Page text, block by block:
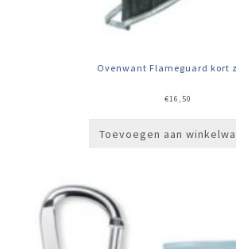
Ovenwant Flameguard kort
€16,50
Toevoegen aan